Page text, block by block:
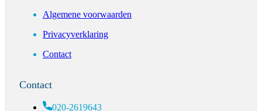
Algemene voorwaarden
Privacyverklaring
Contact
Contact
020-2619643